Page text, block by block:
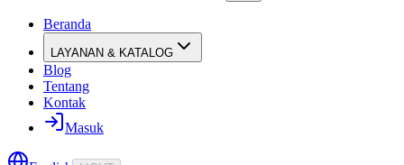
Beranda
LAYANAN & KATALOG
Blog
Tentang
Kontak
Masuk